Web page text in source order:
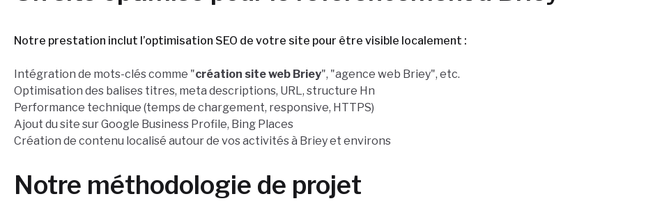
Notre prestation inclut l’optimisation SEO de votre site pour être visible localement :
Intégration de mots-clés comme "création site web Briey", "agence web Briey", etc.
Optimisation des balises titres, meta descriptions, URL, structure Hn
Performance technique (temps de chargement, responsive, HTTPS)
Ajout du site sur Google Business Profile, Bing Places
Création de contenu localisé autour de vos activités à Briey et environs
Notre méthodologie de projet